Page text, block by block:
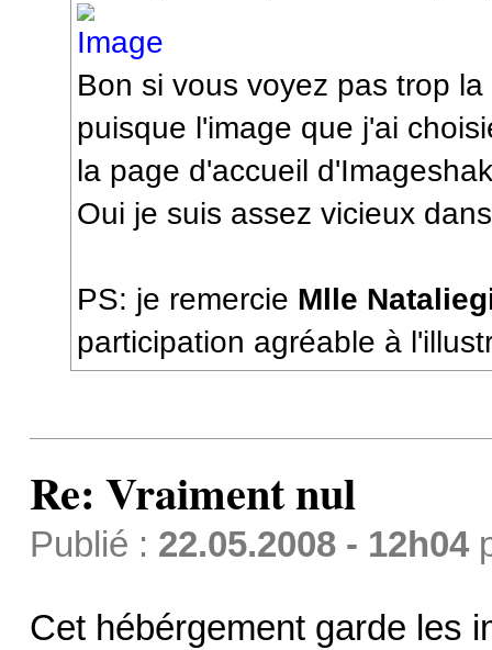
Bon si vous voyez pas trop
puisque l'image que j'ai
la page d'accueil
Oui je suis assez vicieux
PS: je remercie Mlle
participation agréable à
Re: Vraiment nul
Publié : 22.05.2008 - 12h04
Cet hébérgement garde les